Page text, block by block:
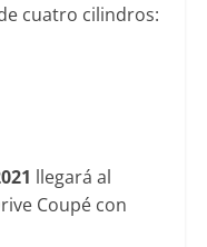
cuatro cilindros:
llegará al
Coupé con